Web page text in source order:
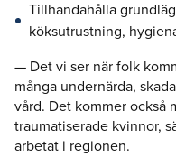
Tillhandahålla
köksutrustning,
— Det vi ser när folk
många undernärda,
vård. Det kommer också
traumatiserade kvinnor,
arbetat i regionen.